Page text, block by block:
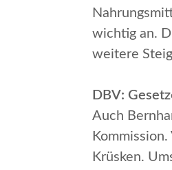
wichtig an.
weitere
DBV:
Auch
Kommission.
Krüsken.